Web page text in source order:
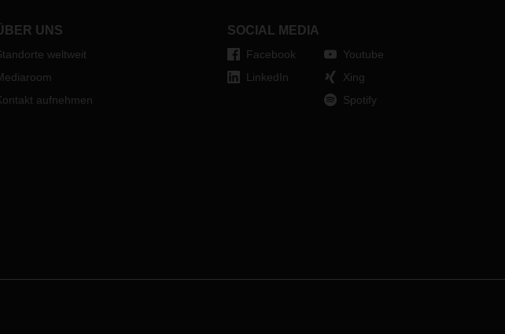
UNS
weltweit
aufnehmen
SOCIAL MEDIA
Facebook
LinkedIn
Youtube
Xing
Spotify